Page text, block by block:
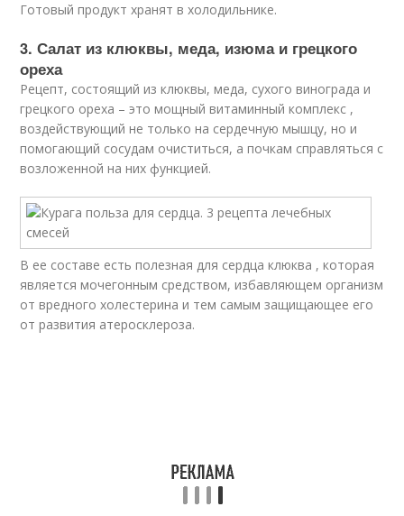
Готовый продукт хранят в холодильнике.
3. Салат из клюквы, меда, изюма и грецкого
ореха
Рецепт, состоящий из клюквы, меда, сухого винограда и
грецкого ореха – это мощный витаминный комплекс ,
воздействующий не только на сердечную мышцу, но и
помогающий сосудам очиститься, а почкам справляться с
возложенной на них функцией.
В ее составе есть полезная для сердца клюква , которая
является мочегонным средством, избавляющем организм
от вредного холестерина и тем самым защищающее его
от развития атеросклероза.